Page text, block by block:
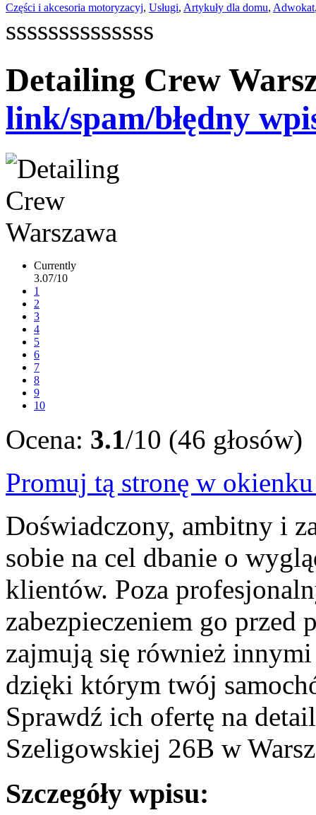
Części i akcesoria motoryzacyj, Usługi, Artykuły dla domu, Adwokat
ssssssssssssss
Detailing Crew
link/spam/błędny
Currently
3.07/10
1
2
3
4
5
6
7
8
9
10
Ocena: 3.1/10 (46 głosów)
Promuj tą stronę w
Doświadczony, ambitny i
sobie na cel dbanie o
klientów. Poza
zabezpieczeniem go
zajmują się również
dzięki którym twój
Sprawdź ich ofertę na
Szeligowskiej 26B w
Szczegóły wpisu: